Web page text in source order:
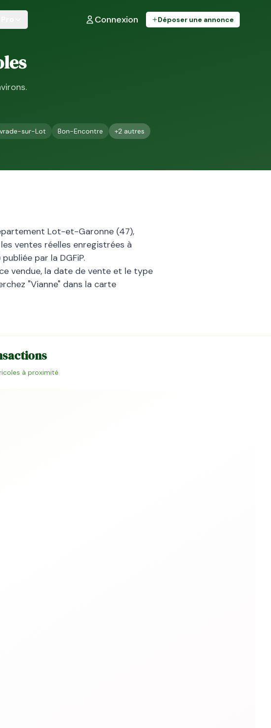
Connexion
Déposer une annonce
sur-Lot Bon-Encontre +2 autres
Lot-et-Garonne (47),
ventes réelles enregistrées à
par la DGFiP.
vendue, la date de vente et le type
"Vianne" dans la carte
à proximité